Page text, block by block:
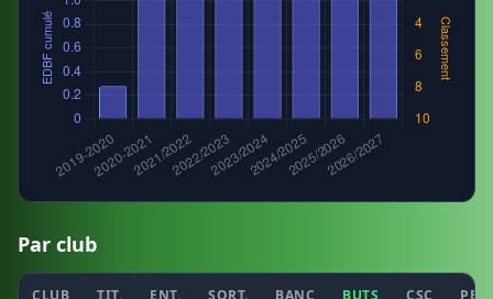
Par club
CLUB TIT. ENT. SORT. BANC BUTS CSC PEN.